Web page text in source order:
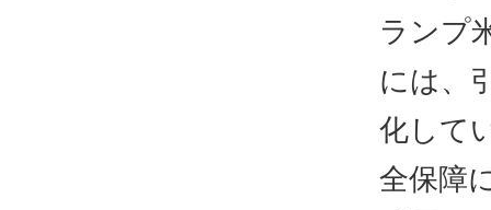
ランプ
には、
化して
全保障